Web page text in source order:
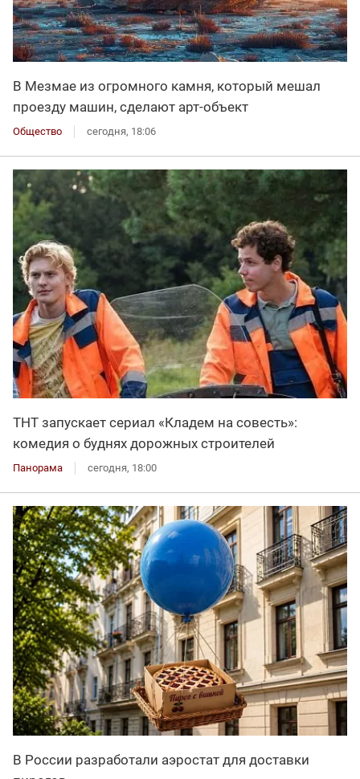
В Мезмае из огромного камня, который мешал
проезду машин, сделают арт-объект
Общество сегодня, 18:06
ТНТ запускает сериал «Кладем на совесть»:
комедия о буднях дорожных строителей
Панорама сегодня, 18:00
В России разработали аэростат для доставки